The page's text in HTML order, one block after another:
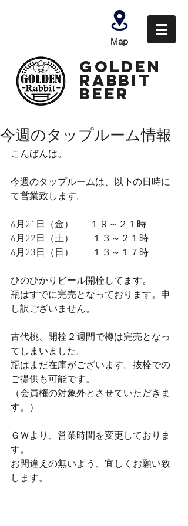
Map
GOLDEN
Rabbit
Beer
今週のタップルーム情報
こんばんは。
今週のタップルームは、以下の日時に
て営業致します。
6月21日（金）　   １９～２１時
6月22日（土）　　１３～２１時
6月23日（日）　    １３～１７時
ひのひかりビール開栓してます。
瓶はすでに完売となっております。申
し訳ございません。
古代桃、開栓２週間で樽は完売となっ
てしまいました。
瓶はまだ在庫がございます。抜栓での
ご提供も可能です。
（会員権の対象外とさせていただきま
す。）
ＧＷより、営業時間を変更しておりま
す。
お間違えの無いよう、宜しくお願い致
します。